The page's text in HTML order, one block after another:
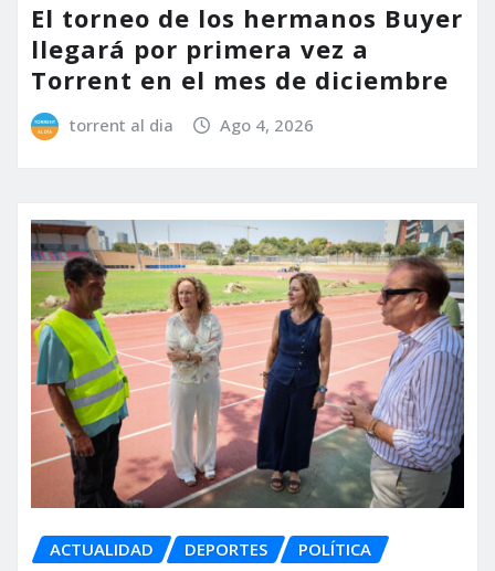
El torneo de los hermanos Buyer
llegará por primera vez a
Torrent en el mes de diciembre
torrent al dia Ago 4, 2026
ACTUALIDAD DEPORTES POLÍTICA